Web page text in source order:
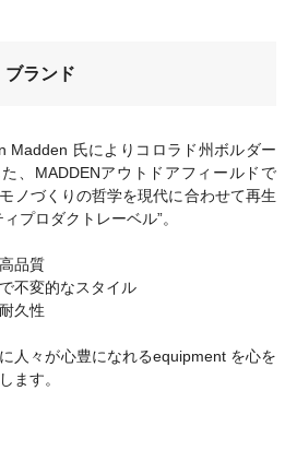
ブランド
Madden 氏によりコロラド州ボルダー
、MADDENアウトドアフィールドで
ノづくりの哲学を現代に合わせて再生
プロダクトレーベル”。
品質
不変的なスタイル
久性
人々が心豊になれるequipment を心を
ます。